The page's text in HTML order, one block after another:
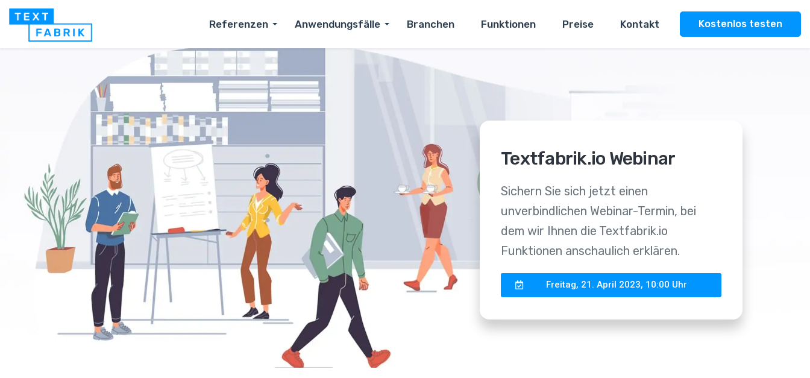
Referenzen Anwendungsfälle Branchen Funktionen Preise Kontakt Kostenlos testen
Textfabrik.io Webinar
Sichern Sie sich jetzt einen
unverbindlichen Webinar-Termin, bei
dem wir Ihnen die Textfabrik.io
Funktionen anschaulich erklären.
Freitag, 21. April 2023, 10:00 Uhr